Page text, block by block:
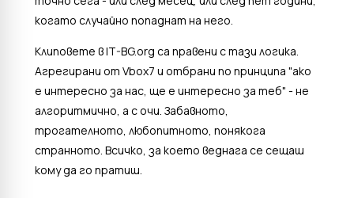
когато случайно попаднат на него.
Клиповете в IT-BG.org са правени с тази логика.
Агрегирани от Vbox7 и отбрани по принципа "ако
е интересно за нас, ще е интересно за теб" - не
алгоритмично, а с очи. Забавното,
трогателното, любопитното, понякога
странното. Всичко, за което веднага се сещаш
кому да го пратиш.